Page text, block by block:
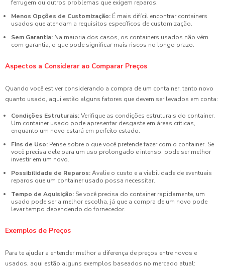
ferrugem ou outros problemas que exigem reparos.
Menos Opções de Customização: É mais difícil encontrar containers
usados que atendam a requisitos específicos de customização.
Sem Garantia: Na maioria dos casos, os containers usados não vêm
com garantia, o que pode significar mais riscos no longo prazo.
Aspectos a Considerar ao Comparar Preços
Quando você estiver considerando a compra de um container, tanto novo
quanto usado, aqui estão alguns fatores que devem ser levados em conta:
Condições Estruturais:Verifique as condições estruturais do container.
Um container usado pode apresentar desgaste em áreas críticas,
enquanto um novo estará em perfeito estado.
Fins de Uso: Pense sobre o que você pretende fazer com o container. Se
você precisa dele para um uso prolongado e intenso, pode ser melhor
investir em um novo.
Possibilidade de Reparos:Avalie o custo e a viabilidade de eventuais
reparos que um container usado possa necessitar.
Tempo de Aquisição: Se você precisa do container rapidamente, um
usado pode ser a melhor escolha, já que a compra de um novo pode
levar tempo dependendo do fornecedor.
Exemplos de Preços
Para te ajudar a entender melhor a diferença de preços entre novos e
usados, aqui estão alguns exemplos baseados no mercado atual: